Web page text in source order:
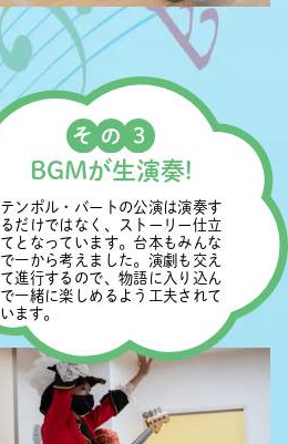
BGMが生演奏!
テンポル・バートの公演は演奏す
るだけではなく、ストーリー仕立
てとなっています。台本もみんな
で一から考えました。演劇も交え
て進行するので、物語に入り込ん
で一緒に楽しめるよう工夫されて
います。